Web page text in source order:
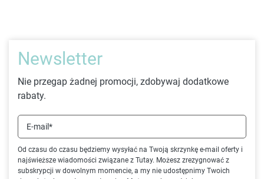
Newsletter
Nie przegap żadnej promocji, zdobywaj dodatkowe
rabaty.
Od czasu do czasu będziemy wysyłać na Twoją skrzynkę e-mail oferty i
najświeższe wiadomości związane z Tutay. Możesz zrezygnować z
subskrypcji w dowolnym momencie, a my nie udostępnimy Twoich
E-mail*